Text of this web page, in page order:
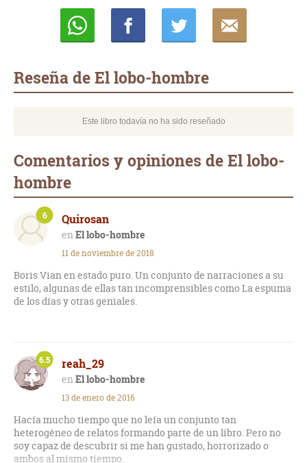
Reseña de El lobo-hombre
Este libro todavía no ha sido reseñado
Comentarios y opiniones de El lobo-
hombre
Quirosan
El lobo-hombre
6
11 de noviembre de 2018
Boris Vian en estado puro. Un conjunto de narraciones a su
estilo, algunas de ellas tan incomprensibles como La espuma
de los días y otras geniales.
reah_29
El lobo-hombre
6.5
13 de enero de 2016
Hacía mucho tiempo que no leía un conjunto tan
heterogéneo de relatos formando parte de un libro. Pero no
soy capaz de descubrir si me han gustado, horrorizado o
ambos al mismo tiempo.